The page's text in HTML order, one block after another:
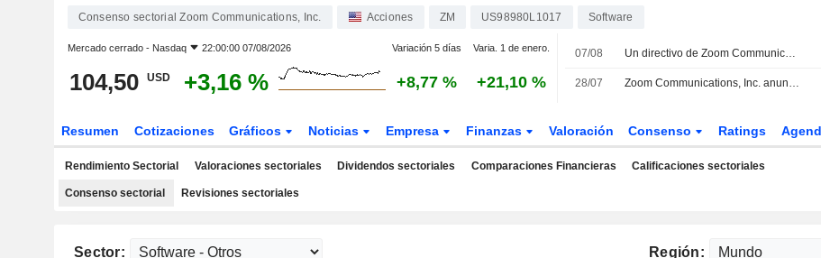
Consenso sectorial Zoom Communications, Inc. Acciones ZM US98980L1017 Software
Mercado cerrado - Nasdaq 22:00:00 07/08/2026 Variación 5 días Varia. 1 de enero.
104,50 USD +3,16 % +8,77 % +21,10 %
07/08 Un directivo de Zoom Communications vende acciones por valor de 2.424.454 USD, según los registros de la SEC
28/07 Zoom Communications, Inc. anuncia la dimisión de William R. McDermott como miembro del consejo de administración, efectiva el 27 de julio de 2026
Resumen Cotizaciones Gráficos Noticias Empresa Finanzas Valoración Consenso Ratings
Rendimiento Sectorial Valoraciones sectoriales Dividendos sectoriales Comparaciones Financieras Calificaciones sectoriales
Consenso sectorial Revisiones sectoriales
Sector:
Región: